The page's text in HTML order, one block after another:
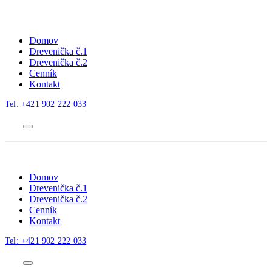
Domov
Drevenička č.1
Drevenička č.2
Cenník
Kontakt
Tel: +421 902 222 033
Menu
Domov
Drevenička č.1
Drevenička č.2
Cenník
Kontakt
Tel: +421 902 222 033
Menu